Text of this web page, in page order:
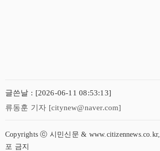
글쓴날 : [2026-06-11 08:53:13]
류동훈 기자 [citynew@naver.com]
Copyrights ⓒ 시민신문 &
포 금지